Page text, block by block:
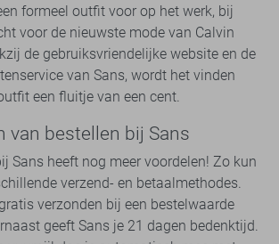
formeel outfit voor op het werk, bij
voor de nieuwste mode van Calvin
de gebruiksvriendelijke website en de
van Sans, wordt het vinden
een fluitje van een cent.
van bestellen bij Sans
Sans heeft nog meer voordelen! Zo kun
verzend- en betaalmethodes.
verzonden bij een bestelwaarde
geeft Sans je 21 dagen bedenktijd.